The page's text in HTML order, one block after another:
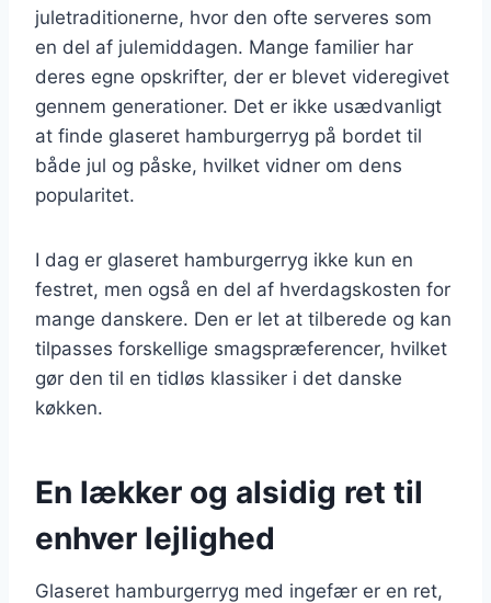
juletraditionerne, hvor den ofte serveres som
en del af julemiddagen. Mange familier har
deres egne opskrifter, der er blevet videregivet
gennem generationer. Det er ikke usædvanligt
at finde glaseret hamburgerryg på bordet til
både jul og påske, hvilket vidner om dens
popularitet.
I dag er glaseret hamburgerryg ikke kun en
festret, men også en del af hverdagskosten for
mange danskere. Den er let at tilberede og kan
tilpasses forskellige smagspræferencer, hvilket
gør den til en tidløs klassiker i det danske
køkken.
En lækker og alsidig ret til
enhver lejlighed
Glaseret hamburgerryg med ingefær er en ret,